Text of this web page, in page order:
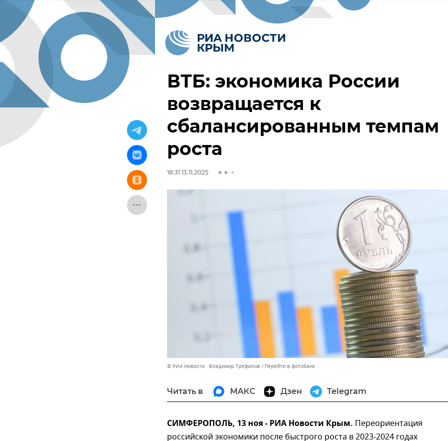
ВТБ: экономика России
возвращается к
сбалансированным темпам
роста
18:31 13.11.2025
© РИА Новости . Владимир Трефилов Перейти в фотобанк
Читать в МАКС Дзен Telegram
СИМФЕРОПОЛЬ, 13 ноя - РИА Новости Крым. Переориентация
российской экономики после быстрого роста в 2023-2024 годах